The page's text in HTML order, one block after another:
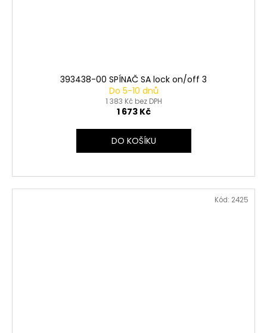
393438-00 SPÍNAČ SA lock on/off 3
Do 5-10 dnů
1 383 Kč bez DPH
1 673 Kč
DO KOŠÍKU
Kód: 2425